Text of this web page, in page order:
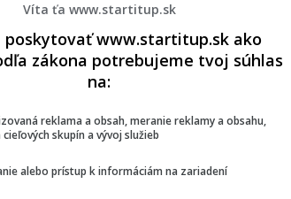
meranie rýchlosti
Víta ťa www.startitup.sk
poskytovať www.startitup.sk ako
zákona potrebujeme tvoj súhlas
na:
reklama a obsah, meranie reklamy a obsahu,
skupín a vývoj služieb
alebo prístup k informáciám na zariadení